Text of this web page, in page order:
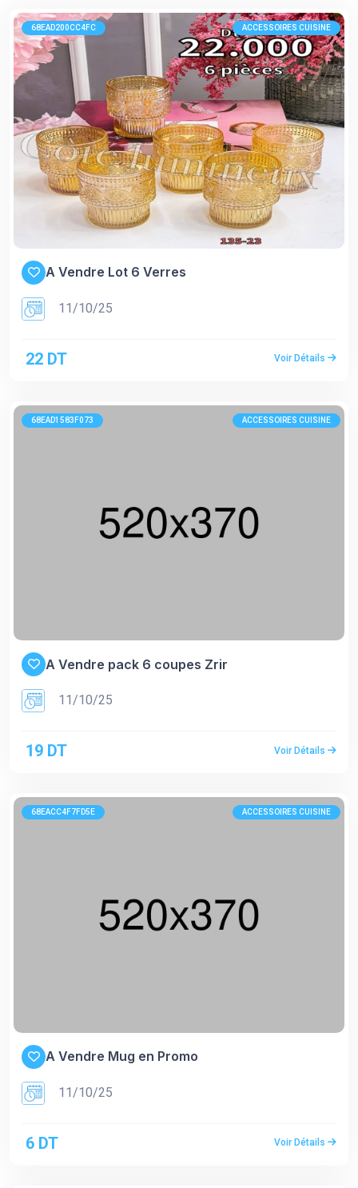
68EAD200CC4FC ACCESSOIRES CUISINE
A Vendre Lot 6 Verres
11/10/25
22 DT Voir Détails
68EAD1583F073 ACCESSOIRES CUISINE
A Vendre pack 6 coupes Zrir
11/10/25
19 DT Voir Détails
68EACC4F7FD5E ACCESSOIRES CUISINE
A Vendre Mug en Promo
11/10/25
6 DT Voir Détails